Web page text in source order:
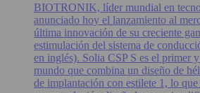
BIOTRONIK, líder mundial en
anunciado hoy el lanzamiento al
última innovación de su creciente
estimulación del sistema de
en inglés). Solia CSP S es el primer
mundo que combina un diseño de
de implantación con estilete 1, lo